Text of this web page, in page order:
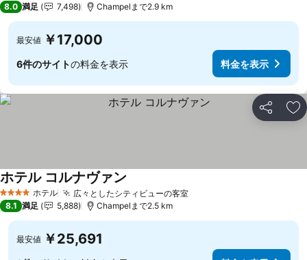
8.0 満足 7,498 Champelまで2.9 km
最安値 ￥17,000
6件のサイトの料金を表示 料金を表示
シェア お
4 ホテルのランク
ホテル 広々としたシティビューの客室
ホテル コルナヴァン
8.1 満足 5,888 Champelまで2.5 km
最安値 ￥25,691